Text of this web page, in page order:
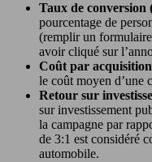
Taux de conversion
pourcentage de
(remplir un
avoir cliqué sur
Coût par
le coût moyen d’une
Retour sur
sur investissement
la campagne par
de 3:1 est considéré
automobile.